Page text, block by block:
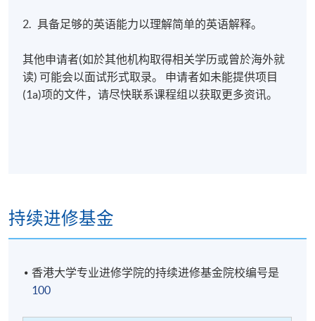
2. 具备足够的英语能力以理解简单的英语解释。
其他申请者(如於其他机构取得相关学历或曾於海外就
读) 可能会以面试形式取录。 申请者如未能提供项目
(1a)项的文件，请尽快联系课程组以获取更多资讯。
持续进修基金
香港大学专业进修学院的持续进修基金院校编号是
100